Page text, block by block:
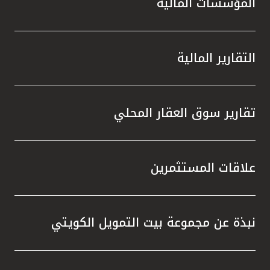
التقارير المالية
تقارير سوق العقار المحلي
علاقات المستثمرين
نبذة عن مجموعة بيت التمويل الكويتي